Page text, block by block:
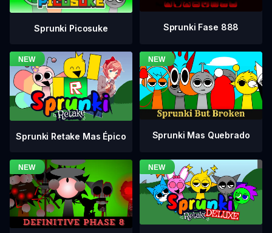
Sprunki Picosuke Sprunki Fase 888
Sprunki Retake Mas Épico Sprunki Mas Quebrado